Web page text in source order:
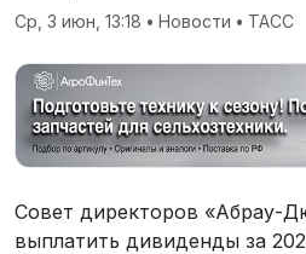
Ср, 3 июн, 13:18 • Новости • ТАСС
Совет директоров «Абрау-
выплатить дивиденды за